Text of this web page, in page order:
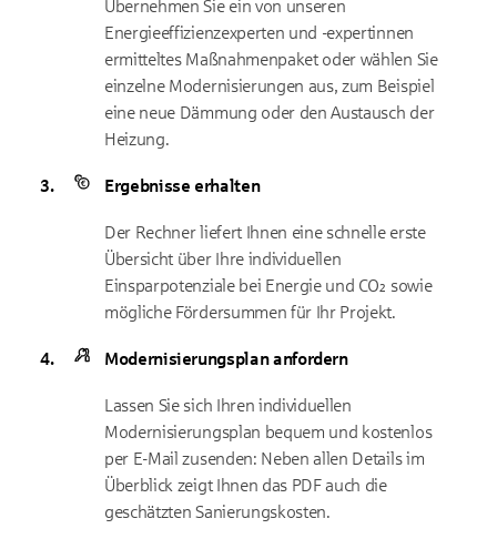
Übernehmen Sie ein von unseren
Energieeffizienzexperten und -expertinnen
ermitteltes Maßnahmenpaket oder wählen Sie
einzelne Modernisierungen aus, zum Beispiel
eine neue Dämmung oder den Austausch der
Heizung.
Ergebnisse erhalten
Der Rechner liefert Ihnen eine schnelle erste
Übersicht über Ihre individuellen
Einsparpotenziale bei Energie und CO₂ sowie
mögliche Fördersummen für Ihr Projekt.
Modernisierungsplan anfordern
Lassen Sie sich Ihren individuellen
Modernisierungsplan bequem und kostenlos
per E-Mail zusenden: Neben allen Details im
Überblick zeigt Ihnen das PDF auch die
geschätzten Sanierungskosten.